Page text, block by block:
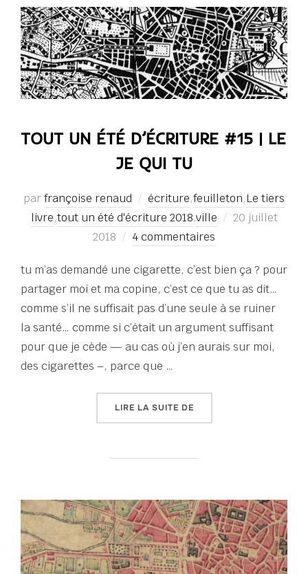
TOUT UN ÉTÉ D’ÉCRITURE #15 | LE
JE QUI TU
parfrançoise renaud écriture,feuilleton,Le tiers
livre,tout un été d'écriture 2018,ville
Publié
20 juillet
2018
4 commentaires
tu m’as demandé une cigarette, c’est bien ça ? pour
partager moi et ma copine, c’est ce que tu as dit…
comme s’il ne suffisait pas d’une seule à se ruiner
la santé… comme si c’était un argument suffisant
pour que je cède — au cas où j’en aurais sur moi,
des cigarettes –, parce que …
LIRE LA SUITE DE« TOUT UN ÉTÉ